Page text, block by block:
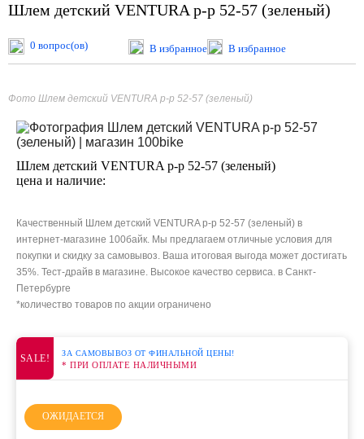
Шлем детский VENTURA р-р 52-57 (зеленый)
0 вопрос(ов) В избранное В избранное
Фото Шлем детский VENTURA р-р 52-57 (зеленый)
Шлем детский VENTURA р-р 52-57 (зеленый)
цена и наличие:
Качественный Шлем детский VENTURA р-р 52-57 (зеленый) в
интернет-магазине 100байк. Мы предлагаем отличные условия для
покупки и скидку за самовывоз. Ваша итоговая выгода может достигать
35%. Тест-драйв в магазине. Высокое качество сервиса. в Санкт-
Петербурге
*количество товаров по акции ограничено
SALE! ЗА САМОВЫВОЗ ОТ ФИНАЛЬНОЙ ЦЕНЫ!
* ПРИ ОПЛАТЕ НАЛИЧНЫМИ
ОЖИДАЕТСЯ